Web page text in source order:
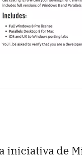
iniciativa de